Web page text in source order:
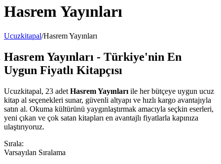
Hasrem Yayınları
Ucuzkitapal/Hasrem Yayınları
Hasrem Yayınları - Türkiye'nin En
Uygun Fiyatlı Kitapçısı
Ucuzkitapal, 23 adet Hasrem Yayınları ile her bütçeye uygun ucuz
kitap al seçenekleri sunar, güvenli altyapı ve hızlı kargo avantajıyla
satın al. Okuma kültürünü yaygınlaştırmak amacıyla seçkin eserleri,
yeni çıkan ve çok satan kitapları en avantajlı fiyatlarla kapınıza
ulaştırıyoruz.
Sırala:
Varsayılan Sıralama